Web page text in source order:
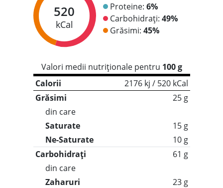
520
kCal
Proteine: 6%
Carbohidrați: 49%
Grăsimi: 45%
Valori medii nutriționale pentru 100 g
Calorii
2176 kj / 520 kCal
Grăsimi
25 g
din care
Saturate
15 g
Ne-Saturate
10 g
Carbohidrați
61 g
din care
Zaharuri
23 g